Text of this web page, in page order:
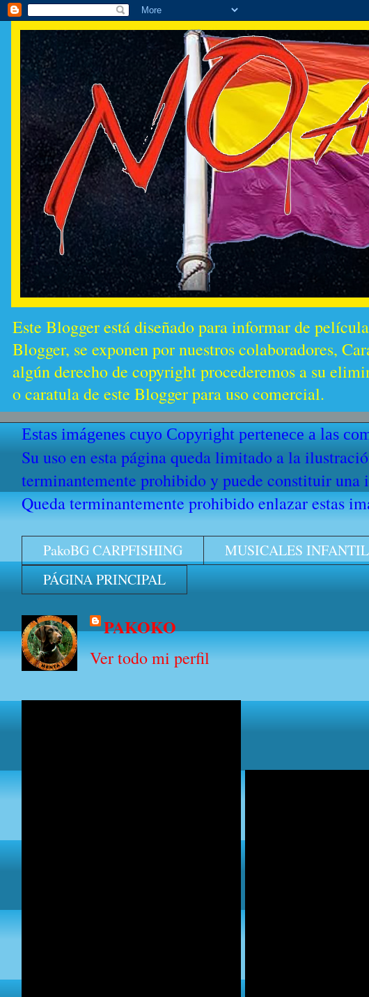
Este Blogger está diseñado para informar de
Blogger, se exponen por nuestros colaboradores,
algún derecho de copyright procederemos a su
o caratula de este Blogger para uso comercial.
Estas imágenes cuyo Copyright pertenece a las
Su uso en esta página queda limitado a la
terminantemente prohibido y puede constituir
Queda terminantemente prohibido enlazar estas
PakoBG CARPFISHING MUSICALES
PÁGINA PRINCIPAL
PAKOKO
Ver todo mi perfil